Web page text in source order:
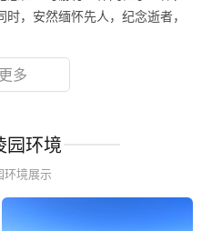
，安然缅怀先人，纪念逝者，
多
园环境
环境展示